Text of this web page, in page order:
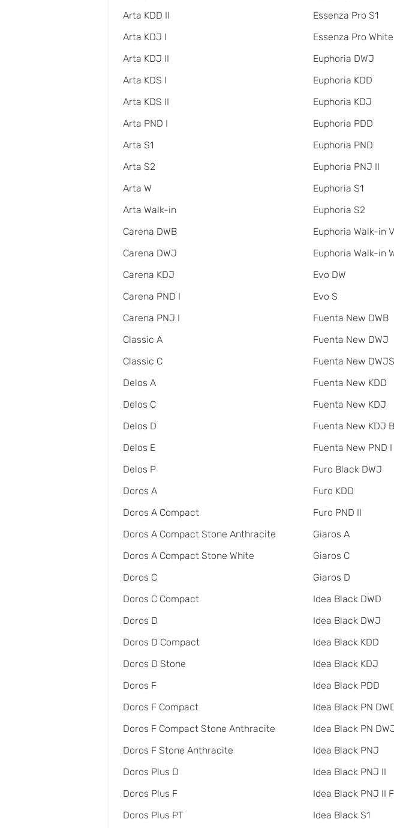
Arta KDD II
Arta KDJ I
Arta KDJ II
Arta KDS I
Arta KDS II
Arta PND I
Arta S1
Arta S2
Arta W
Arta Walk-in
Carena DWB
Carena DWJ
Carena KDJ
Carena PND I
Carena PNJ I
Classic A
Classic C
Delos A
Delos C
Delos D
Delos E
Delos P
Doros A
Doros A Compact
Doros A Compact Stone Anthracite
Doros A Compact Stone White
Doros C
Doros C Compact
Doros D
Doros D Compact
Doros D Stone
Doros F
Doros F Compact
Doros F Compact Stone Anthracite
Doros F Stone Anthracite
Doros Plus D
Doros Plus F
Doros Plus PT
Essenza Pro S1
Essenza Pro
Euphoria DWJ
Euphoria KDD
Euphoria KDJ
Euphoria PDD
Euphoria PND
Euphoria PNJ II
Euphoria S1
Euphoria S2
Euphoria Walk-in V
Euphoria Walk-in
Evo DW
Evo S
Fuenta New DWB
Fuenta New DWJ
Fuenta New DWJS
Fuenta New KDD
Fuenta New KDJ
Fuenta New KDJ B
Fuenta New PND I
Furo Black DWJ
Furo KDD
Furo PND II
Giaros A
Giaros C
Giaros D
Idea Black DWD
Idea Black DWJ
Idea Black KDD
Idea Black KDJ
Idea Black PDD
Idea Black PN
Idea Black PN
Idea Black PNJ
Idea Black PNJ II
Idea Black PNJ II
Idea Black S1